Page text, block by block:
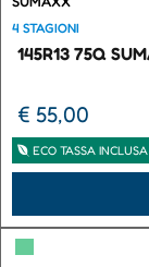
4 STAGIONI
145R13 75Q
€ 55,00
ECO TASSA INCLUSA
▀